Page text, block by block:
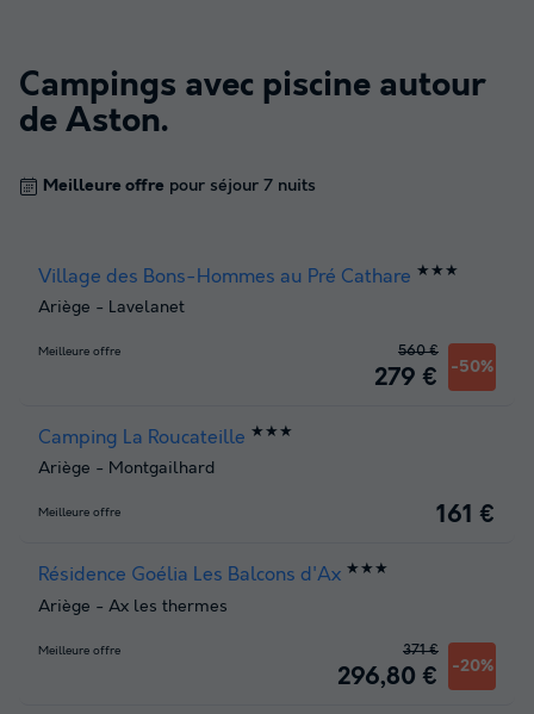
Campings avec piscine autour
de Aston.
Meilleure offre pour séjour 7 nuits
Village des Bons-Hommes au Pré Cathare ★★★
Ariège - Lavelanet
Meilleure offre
279 € -50%
560 €
Camping La Roucateille ★★★
Ariège - Montgailhard
Meilleure offre 161 €
Résidence Goélia Les Balcons d'Ax ★★★
Ariège - Ax les thermes
Meilleure offre
296,80 € -20%
371 €